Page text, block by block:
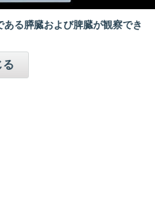
る膵臓および脾臓が観察でき
る